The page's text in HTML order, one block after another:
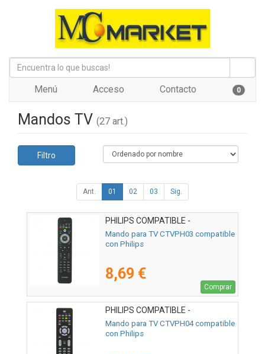
Menú Acceso Contacto 0
Mandos TV (27 art.)
Filtro
Ant. 01 02 03 Sig.
PHILIPS COMPATIBLE -
02ACCOEMCTVPH03
Mando para TV CTVPH03 compatible
con Philips
8,69 €
Comprar
PHILIPS COMPATIBLE -
02ACCOEMCTVPH04
Mando para TV CTVPH04 compatible
con Philips